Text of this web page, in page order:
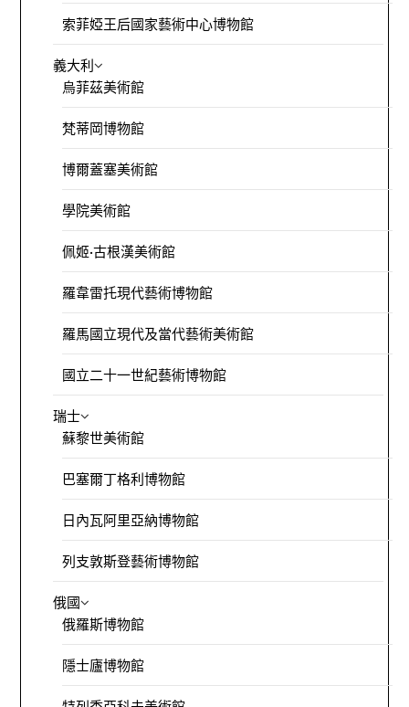
索菲婭王后國家藝術中心博物館
義大利
烏菲茲美術館
梵蒂岡博物館
博爾蓋塞美術館
學院美術館
佩姬·古根漢美術館
羅韋雷托現代藝術博物館
羅馬國立現代及當代藝術美術館
國立二十一世紀藝術博物館
瑞士
蘇黎世美術館
巴塞爾丁格利博物館
日內瓦阿里亞納博物館
列支敦斯登藝術博物館
俄國
俄羅斯博物館
隱士廬博物館